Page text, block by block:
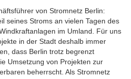
von Stromnetz Berlin:
seines Stroms an vielen Tagen des
im Umland. Für uns
in der Stadt deshalb immer
dass Berlin trotz begrenzt
Umsetzung von Projekten zur
beherrscht. Als Stromnetz